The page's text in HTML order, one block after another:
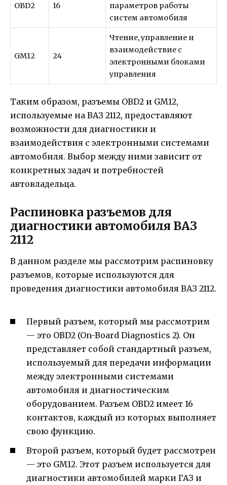
OBD2 16
параметров работы
систем автомобиля
GM12 24
Чтение, управление и
взаимодействие с
электронными блоками
управления
Таким образом, разъемы OBD2 и GM12,
используемые на ВАЗ 2112, предоставляют
возможности для диагностики и
взаимодействия с электронными системами
автомобиля. Выбор между ними зависит от
конкретных задач и потребностей
автовладельца.
Распиновка разъемов для
диагностики автомобиля ВАЗ
2112
В данном разделе мы рассмотрим распиновку
разъемов, которые используются для
проведения диагностики автомобиля ВАЗ 2112.
Первый разъем, который мы рассмотрим
— это OBD2 (On-Board Diagnostics 2). Он
представляет собой стандартный разъем,
используемый для передачи информации
между электронными системами
автомобиля и диагностическим
оборудованием. Разъем OBD2 имеет 16
контактов, каждый из которых выполняет
свою функцию.
Второй разъем, который будет рассмотрен
— это GM12. Этот разъем используется для
диагностики автомобилей марки ГАЗ и